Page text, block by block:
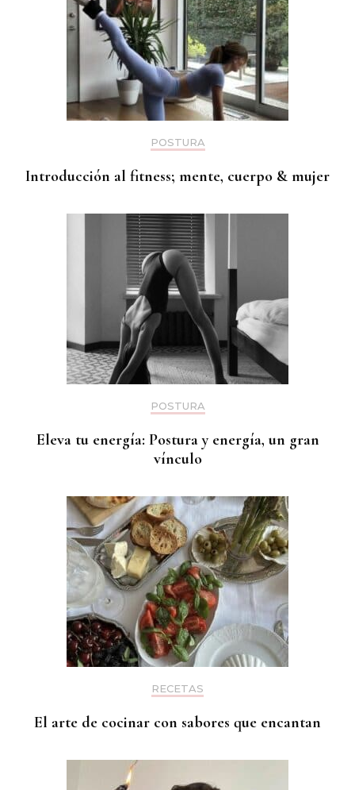
POSTURA
Introducción al fitness; mente, cuerpo & mujer
POSTURA
Eleva tu energía: Postura y energía, un gran
vínculo
RECETAS
El arte de cocinar con sabores que encantan